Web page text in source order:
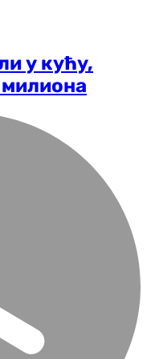
у кућу,
милиона